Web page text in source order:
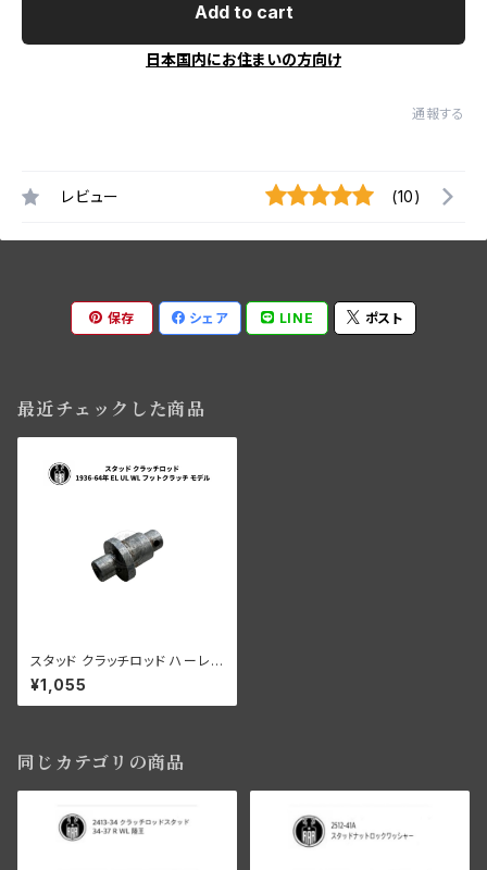
Add to cart
日本国内にお住まいの方向け
通報する
レビュー (10)
保存 シェア LINE ポスト
最近チェックした商品
スタッド クラッチロッド ハーレ
ーダビッドソン 1936-64年 EL
UL WL フットクラッチ モデル
¥1,055
同じカテゴリの商品